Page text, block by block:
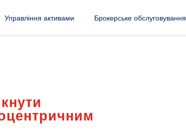
Управління активами Брокерське обслуговування